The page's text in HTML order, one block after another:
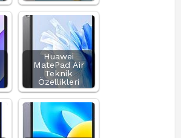
Huawei
MatePad Air
Teknik
Özellikleri